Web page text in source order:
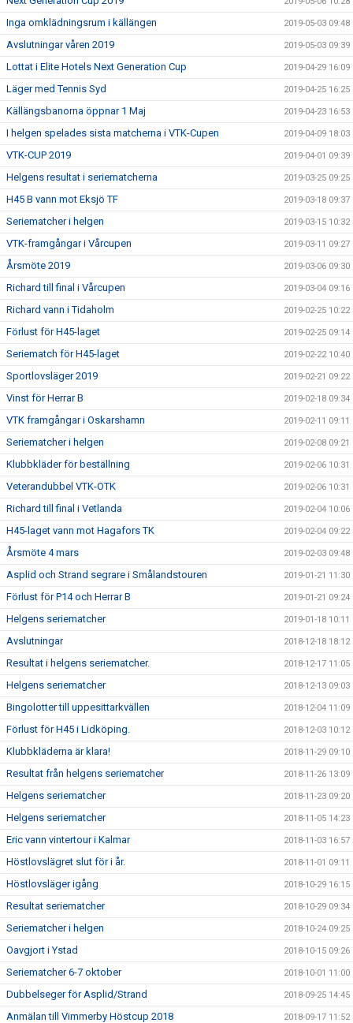
Inga omklädningsrum i källängen 2019-05-03 09:48
Avslutningar våren 2019 2019-05-03 09:39
Lottat i Elite Hotels Next Generation Cup 2019-04-29 16:09
Läger med Tennis Syd 2019-04-25 16:25
Källängsbanorna öppnar 1 Maj 2019-04-23 16:53
I helgen spelades sista matcherna i VTK-Cupen 2019-04-09 18:03
VTK-CUP 2019 2019-04-01 09:39
Helgens resultat i seriematcherna 2019-03-25 09:25
H45 B vann mot Eksjö TF 2019-03-18 09:37
Seriematcher i helgen 2019-03-15 10:32
VTK-framgångar i Vårcupen 2019-03-11 09:27
Årsmöte 2019 2019-03-06 09:30
Richard till final i Vårcupen 2019-03-04 09:16
Richard vann i Tidaholm 2019-02-25 10:22
Förlust för H45-laget 2019-02-25 09:14
Seriematch för H45-laget 2019-02-22 10:40
Sportlovsläger 2019 2019-02-21 09:22
Vinst för Herrar B 2019-02-18 09:34
VTK framgångar i Oskarshamn 2019-02-11 09:11
Seriematcher i helgen 2019-02-08 09:21
Klubbkläder för beställning 2019-02-06 10:31
Veterandubbel VTK-OTK 2019-02-06 10:31
Richard till final i Vetlanda 2019-02-04 10:06
H45-laget vann mot Hagafors TK 2019-02-04 09:22
Årsmöte 4 mars 2019-02-03 09:48
Asplid och Strand segrare i Smålandstouren 2019-01-21 11:30
Förlust för P14 och Herrar B 2019-01-21 09:24
Helgens seriematcher 2019-01-18 10:11
Avslutningar 2018-12-18 18:12
Resultat i helgens seriematcher. 2018-12-17 11:05
Helgens seriematcher 2018-12-13 09:03
Bingolotter till uppesittarkvällen 2018-12-04 11:09
Förlust för H45 i Lidköping. 2018-12-03 10:12
Klubbkläderna är klara! 2018-11-29 09:10
Resultat från helgens seriematcher 2018-11-26 13:09
Helgens seriematcher 2018-11-23 09:20
Helgens seriematcher 2018-11-05 14:23
Eric vann vintertour i Kalmar 2018-11-03 16:57
Höstlovslägret slut för i år. 2018-11-01 09:11
Höstlovsläger igång 2018-10-29 16:15
Resultat seriematcher 2018-10-29 09:34
Seriematcher i helgen 2018-10-24 09:25
Oavgjort i Ystad 2018-10-15 09:26
Seriematcher 6-7 oktober 2018-10-01 11:00
Dubbelseger för Asplid/Strand 2018-09-25 14:45
Anmälan till Vimmerby Höstcup 2018 2018-09-17 11:52